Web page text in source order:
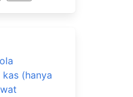
(hanya